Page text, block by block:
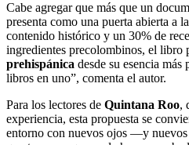
Cabe agregar que más que un
presenta como una puerta abierta a
contenido histórico y un 30% de
ingredientes precolombinos, el libro
prehispánica desde su esencia
libros en uno”, comenta el autor.
Para los lectores de Quintana Roo,
experiencia, esta propuesta se
entorno con nuevos ojos —y